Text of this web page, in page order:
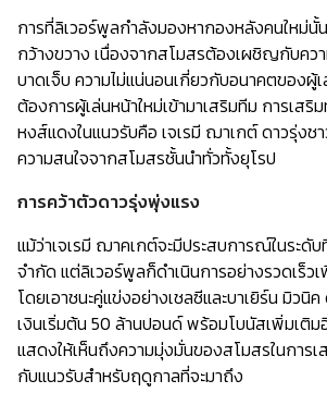
การที่ลิเวอร์พูลกำลังมองหากองหลังคนใหม่
กว้างขวาง เนื่องจากสโมสรต้องเผชิญกับคว
บาดเจ็บ ความไม่แน่นอนเกี่ยวกับอนาคตของผู้
ต้องการผู้เล่นหน้าใหม่เข้ามาเสริมทีม การเส
หงส์แดงในแนวรับคือ เจเรมี ฌาเกต์ ดาวรุ่งช
ความสนใจจากสโมสรชั้นนำทั่วทั้งยุโรป
การคว้าตัวดาวรุ่งพุ่งแรง
แม้ว่าเจเรมี ฌาคเกต์จะมีประสบการณ์ในระดั
จำกัด แต่ลิเวอร์พูลก็ดำเนินการอย่างรวดเร็วเ
โดยเอาชนะคู่แข่งอย่างเชลซีและบาเยิร์น มิวนิ
เงินเริ่มต้น 50 ล้านปอนด์ พร้อมโบนัสเพิ่มเติ
แสดงให้เห็นถึงความมุ่งมั่นของสโมสรในการเ
กับแนวรับสำหรับฤดูกาลที่จะมาถึง